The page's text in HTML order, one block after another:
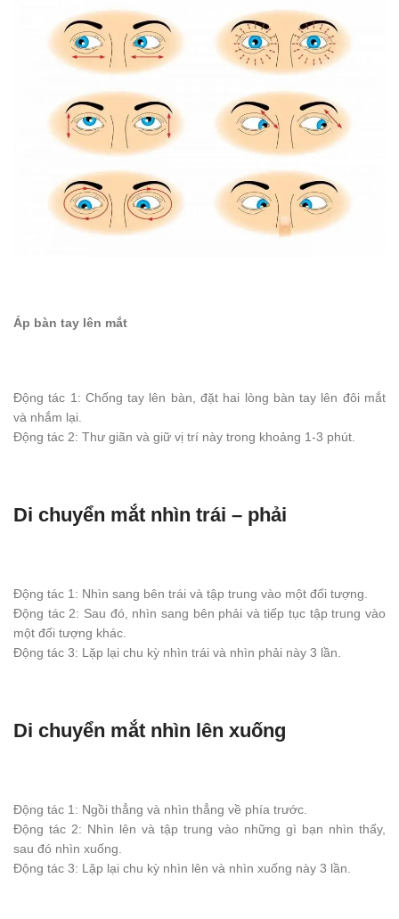
Áp bàn tay lên mắt
Động tác 1: Chống tay lên bàn, đặt hai lòng bàn tay lên đôi mắt
và nhắm lại.
Động tác 2: Thư giãn và giữ vị trí này trong khoảng 1-3 phút.
Di chuyển mắt nhìn trái – phải
Động tác 1: Nhìn sang bên trái và tập trung vào một đối tượng.
Động tác 2: Sau đó, nhìn sang bên phải và tiếp tục tập trung vào
một đối tượng khác.
Động tác 3: Lặp lại chu kỳ nhìn trái và nhìn phải này 3 lần.
Di chuyển mắt nhìn lên xuống
Động tác 1: Ngồi thẳng và nhìn thẳng về phía trước.
Động tác 2: Nhìn lên và tập trung vào những gì bạn nhìn thấy,
sau đó nhìn xuống.
Động tác 3: Lặp lại chu kỳ nhìn lên và nhìn xuống này 3 lần.